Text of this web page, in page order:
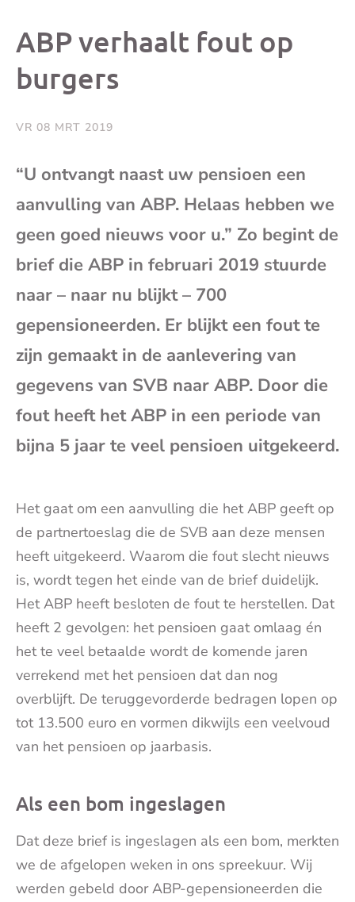
mail
ABP verhaalt fout op
burgers
VR 08 MRT 2019
“U ontvangt naast uw pensioen een
aanvulling van ABP. Helaas hebben we
geen goed nieuws voor u.” Zo begint de
brief die ABP in februari 2019 stuurde
naar – naar nu blijkt – 700
gepensioneerden. Er blijkt een fout te
zijn gemaakt in de aanlevering van
gegevens van SVB naar ABP. Door die
fout heeft het ABP in een periode van
bijna 5 jaar te veel pensioen uitgekeerd.
Het gaat om een aanvulling die het ABP geeft op
de partnertoeslag die de SVB aan deze mensen
heeft uitgekeerd. Waarom die fout slecht nieuws
is, wordt tegen het einde van de brief duidelijk.
Het ABP heeft besloten de fout te herstellen. Dat
heeft 2 gevolgen: het pensioen gaat omlaag én
het te veel betaalde wordt de komende jaren
verrekend met het pensioen dat dan nog
overblijft. De teruggevorderde bedragen lopen op
tot 13.500 euro en vormen dikwijls een veelvoud
van het pensioen op jaarbasis.
Als een bom ingeslagen
Dat deze brief is ingeslagen als een bom, merkten
we de afgelopen weken in ons spreekuur. Wij
werden gebeld door ABP-gepensioneerden die